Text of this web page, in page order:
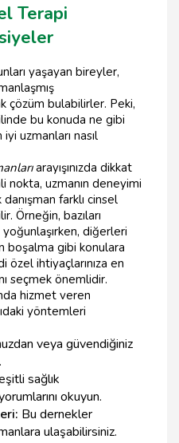
Terapi
yaşayan bireyler,
çözüm bulabilirler. Peki,
bu konuda ne gibi
uzmanları nasıl
arayışınızda dikkat
uzmanın deneyimi
danışman farklı cinsel
Örneğin, bazıları
diğerleri
boşalma gibi konulara
ihtiyaçlarınıza en
seçmek önemlidir.
hizmet veren
yöntemleri
veya güvendiğiniz
sağlık
okuyun.
Bu dernekler
ulaşabilirsiniz.